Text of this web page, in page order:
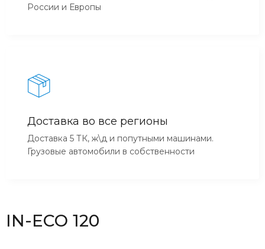
России и Европы
Доставка во все регионы
Доставка 5 ТК, ж\д и попутными машинами.
Грузовые автомобили в собственности
IN-ECO 120